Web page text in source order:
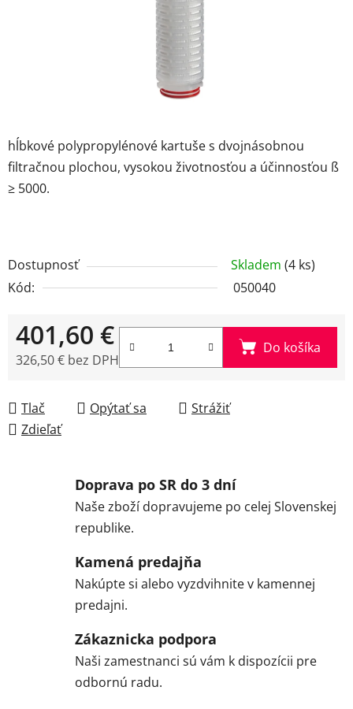
hĺbkové polypropylénové kartuše s dvojnásobnou
filtračnou plochou, vysokou životnosťou a účinnosťou ß
≥ 5000.
Dostupnosť Skladem (4 ks)
Kód:
050040
401,60 €
326,50 € bez DPH
Do košíka
Tlač Opýtať sa
Strážiť
Zdieľať
Doprava po SR do 3 dní
Naše zboží dopravujeme po celej Slovenskej
republike.
Kamená predajňa
Nakúpte si alebo vyzdvihnite v kamennej
predajni.
Zákaznicka podpora
Naši zamestnanci sú vám k dispozícii pre
odbornú radu.